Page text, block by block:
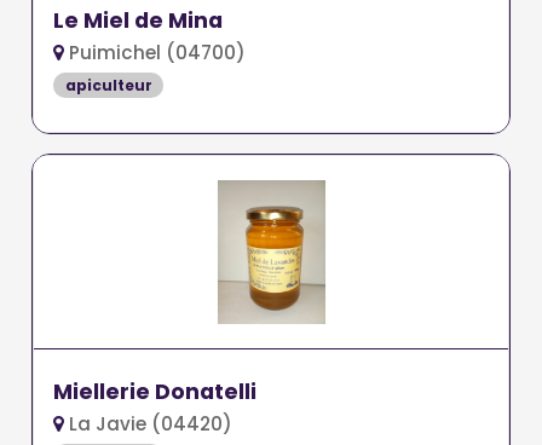
Le Miel de Mina
Puimichel (04700)
apiculteur
Miellerie Donatelli
La Javie (04420)